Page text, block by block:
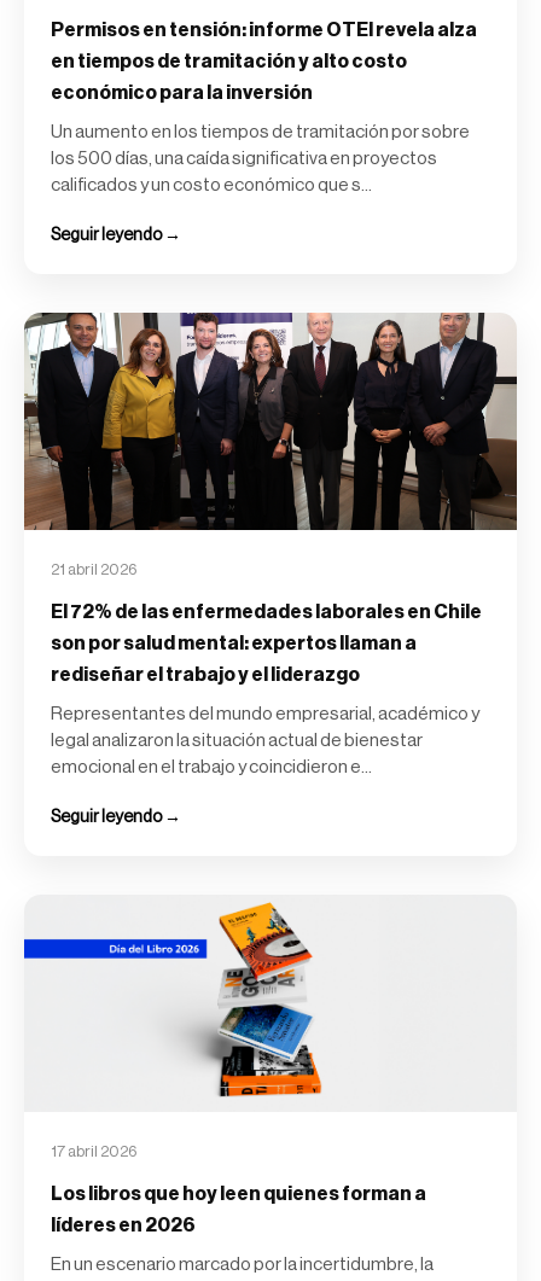
Permisos en tensión: informe OTEI revela alza
en tiempos de tramitación y alto costo
económico para la inversión
Un aumento en los tiempos de tramitación por sobre
los 500 días, una caída significativa en proyectos
calificados y un costo económico que s...
Seguir leyendo →
21 abril 2026
El 72% de las enfermedades laborales en Chile
son por salud mental: expertos llaman a
rediseñar el trabajo y el liderazgo
Representantes del mundo empresarial, académico y
legal analizaron la situación actual de bienestar
emocional en el trabajo y coincidieron e...
Seguir leyendo →
17 abril 2026
Los libros que hoy leen quienes forman a
líderes en 2026
En un escenario marcado por la incertidumbre, la